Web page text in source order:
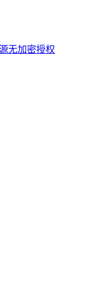
无加密授权